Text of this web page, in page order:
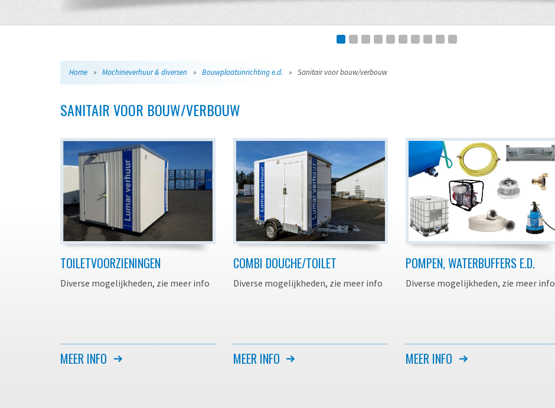
Home » Machineverhuur & diversen » Bouwplaatsinrichting e.d. » Sanitair voor bouw/verbouw
SANITAIR VOOR BOUW/VERBOUW
TOILETVOORZIENINGEN
Diverse mogelijkheden, zie meer info
MEER INFO
COMBI DOUCHE/TOILET
Diverse mogelijkheden, zie meer info
MEER INFO
POMPEN, WATERBUFFERS E.D.
Diverse mogelijkheden, zie meer info
MEER INFO